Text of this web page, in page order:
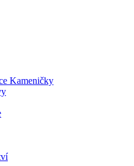
Kameničky